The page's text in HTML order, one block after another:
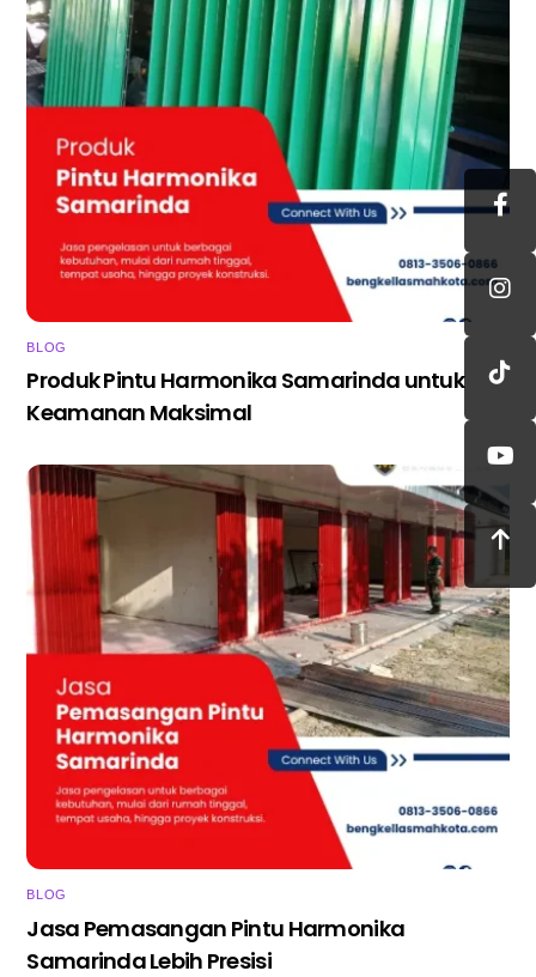
BLOG
Produk Pintu Harmonika Samarinda untuk
Keamanan Maksimal
BLOG
Jasa Pemasangan Pintu Harmonika
Samarinda Lebih Presisi